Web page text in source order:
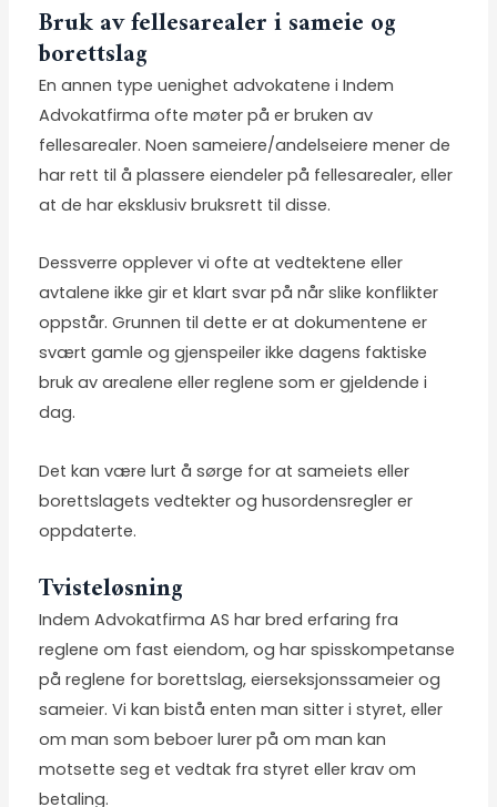
Bruk av fellesarealer i sameie og
borettslag
En annen type uenighet advokatene i Indem
Advokatfirma ofte møter på er bruken av
fellesarealer. Noen sameiere/andelseiere mener de
har rett til å plassere eiendeler på fellesarealer, eller
at de har eksklusiv bruksrett til disse.
Dessverre opplever vi ofte at vedtektene eller
avtalene ikke gir et klart svar på når slike konflikter
oppstår. Grunnen til dette er at dokumentene er
svært gamle og gjenspeiler ikke dagens faktiske
bruk av arealene eller reglene som er gjeldende i
dag.
Det kan være lurt å sørge for at sameiets eller
borettslagets vedtekter og husordensregler er
oppdaterte.
Tvisteløsning
Indem Advokatfirma AS har bred erfaring fra
reglene om fast eiendom, og har spisskompetanse
på reglene for borettslag, eierseksjonssameier og
sameier. Vi kan bistå enten man sitter i styret, eller
om man som beboer lurer på om man kan
motsette seg et vedtak fra styret eller krav om
betaling.